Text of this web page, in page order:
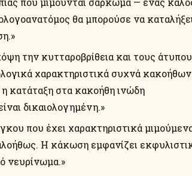
θα μπορούσε να
την κυτταροβρίθεια και τους
χαρακτηριστικά συχνά κακοήθων
κατάταξη στα κακοήθη ινώδη
δικαιολογημένη.»
που έχει χαρακτηριστικά
Η κάκωση εμφανίζει
νευρίνωμα.»